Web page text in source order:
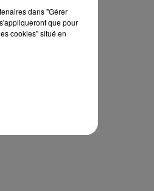
dans "Gérer
que pour
cookies" situé en